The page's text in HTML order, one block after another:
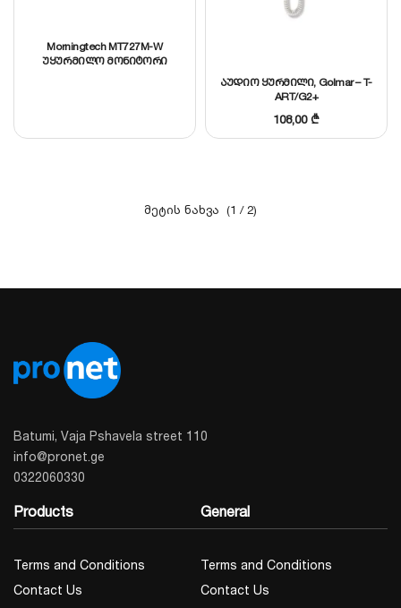
Morningtech MT727M-W
უყურმილო მონიტორი
აუდიო ყურმილი, Golmar – T-
ART/G2+
108,00₾
(1 / 2)
Batumi, Vaja Pshavela street 110
info@pronet.ge
0322060330
Products
Terms and Conditions
Contact Us
General
Terms and Conditions
Contact Us